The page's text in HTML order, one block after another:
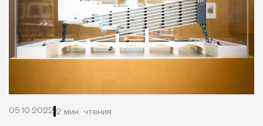
05.10.2022 2 мин. чтения